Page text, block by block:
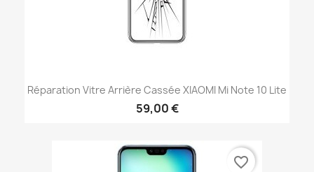
Réparation Vitre Arrière Cassée XIAOMI Mi Note 10 Lite
59,00 €
favorite_border